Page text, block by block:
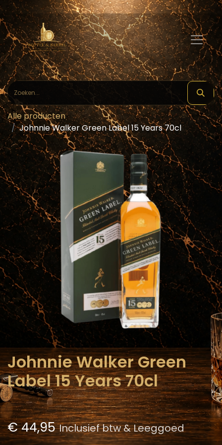
Alle producten
Johnnie Walker Green Label 15 Years 70cl
Johnnie Walker Green
Label 15 Years 70cl
€44,95 Inclusief btw & Leeggoed